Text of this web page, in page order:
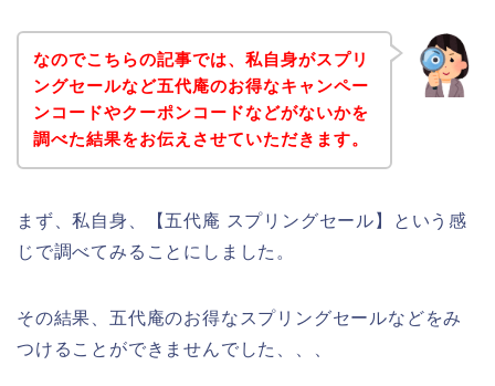
なのでこちらの記事では、私自身がスプリ
ングセールなど五代庵のお得なキャンペー
ンコードやクーポンコードなどがないかを
調べた結果をお伝えさせていただきます。
まず、私自身、【五代庵 スプリングセール】という感
じで調べてみることにしました。
その結果、五代庵のお得なスプリングセールなどをみ
つけることができませんでした、、、